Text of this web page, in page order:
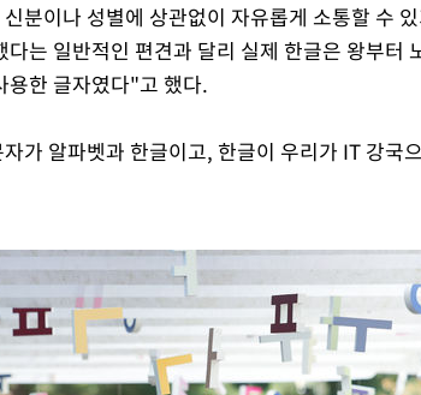
분이나 성별에 상관없이 자유롭게 소통할 수
는 일반적인 편견과 달리 실제 한글은 왕부터
용한 글자였다"고 했다.
가 알파벳과 한글이고, 한글이 우리가 IT 강국